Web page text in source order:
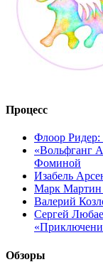
Процесс
Флоор Ридер:
«Вольфганг
Фоминой
Изабель
Марк Мартин
Валерий
Сергей
Обзоры